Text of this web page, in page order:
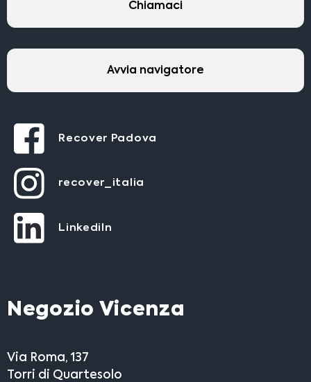
Chiamaci
Avvia navigatore
Recover Padova
recover_italia
LinkediIn
Negozio Vicenza
Via Roma, 137
Torri di Quartesolo